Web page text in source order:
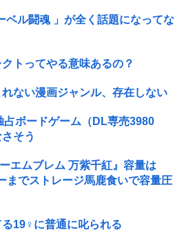
ベル闘魂 」が全く話題になってな
トってやる意味あるの？
ない漫画ジャンル、存在しない
ボードゲーム（DL専売3980
そう
エムブレム 万紫千紅』容量は
までストレージ馬鹿食いで容量圧
19♀に普通に叱られる